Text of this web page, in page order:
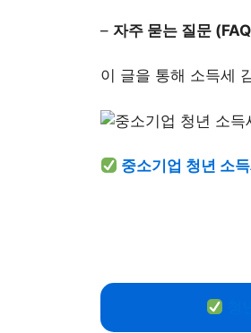
– 자주 묻는 질문
이 글을 통해 소득세
중소기업 청년 소